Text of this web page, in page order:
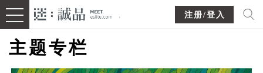
注册/登入
主题专栏